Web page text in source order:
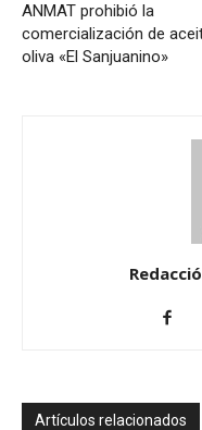
ANMAT prohibió la
comercialización de
oliva «El Sanjuanino»
Artículos relacionados